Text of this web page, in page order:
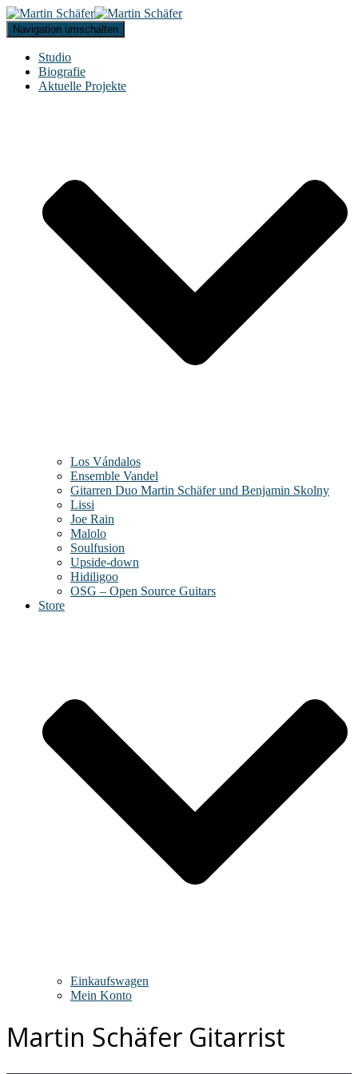
Navigation umschalten
Studio
Biografie
Aktuelle Projekte
Los Vándalos
Ensemble Vandel
Gitarren Duo Martin Schäfer und Benjamin Skolny
Lissi
Joe Rain
Malolo
Soulfusion
Upside-down
Hidiligoo
OSG – Open Source Guitars
Store
Einkaufswagen
Mein Konto
Martin Schäfer Gitarrist